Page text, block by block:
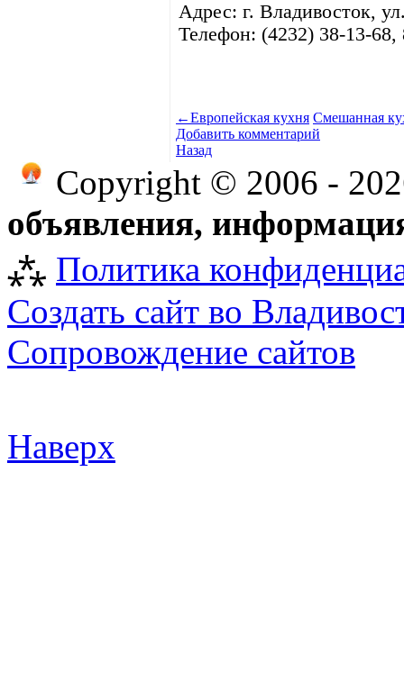
Адрес: г. Владивосток,
Телефон: (4232) 38-13-68,
←Европейская кухня Смешанная
Добавить комментарий
Назад
Copyright © 2006 -
объявления,
⁂ Политика
Создать сайт во
Сопровождение сайтов
Наверх